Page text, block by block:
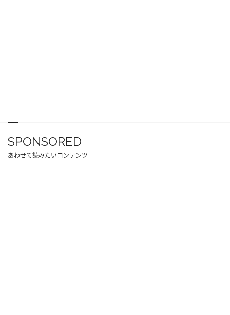
SPONSORED
あわせて読みたいコンテンツ